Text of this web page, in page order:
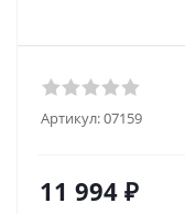
Артикул:07159
11 994 ₽